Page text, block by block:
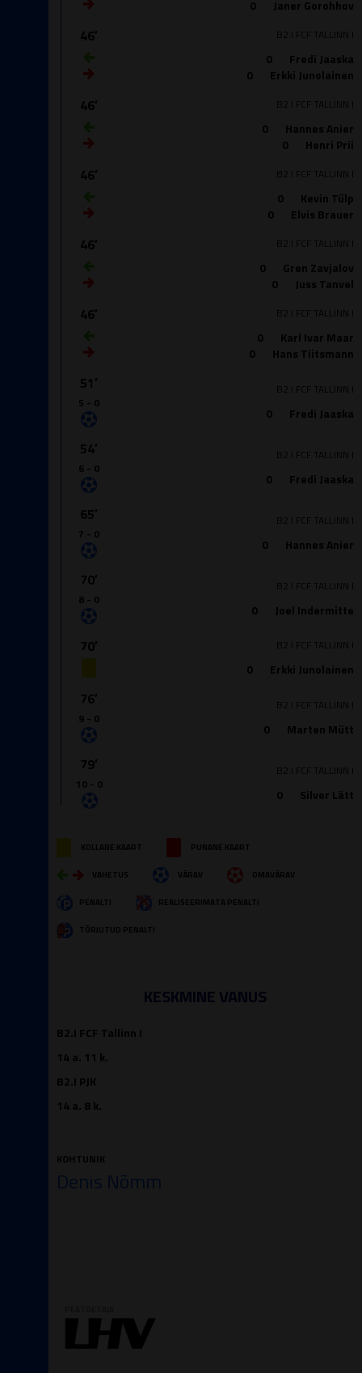
0 Janer Gorohhov
46′
0
Fredi Jaaska
0
Erkki Junolainen
B2.I FCF TALLINN I
46′
0
Hannes Anier
0
Henri Prii
B2.I FCF TALLINN I
46′
0
Kevin Tülp
0
Elvis Brauer
B2.I FCF TALLINN I
46′
0
Gren Zavjalov
0
Juss Tanvel
B2.I FCF TALLINN I
46′
0
Karl Ivar Maar
0
Hans Tiitsmann
B2.I FCF TALLINN I
51′
5 - 0
0 Fredi Jaaska
B2.I FCF TALLINN I
54′
6 - 0
0 Fredi Jaaska
B2.I FCF TALLINN I
65′
7 - 0
0 Hannes Anier
B2.I FCF TALLINN I
70′
8 - 0
0 Joel Indermitte
B2.I FCF TALLINN I
70′
0 Erkki Junolainen
B2.I FCF TALLINN I
76′
9 - 0
0 Marten Mütt
B2.I FCF TALLINN I
79′
10 - 0
0 Silver Lätt
B2.I FCF TALLINN I
KOLLANE KAART PUNANE KAART
VAHETUS VÄRAV OMAVÄRAV
PENALTI REALISEERIMATA PENALTI
TÕRJUTUD PENALTI
KESKMINE VANUS
B2.I FCF Tallinn I
14 a. 11 k.
B2.I PJK
14 a. 8 k.
KOHTUNIK
Denis Nõmm